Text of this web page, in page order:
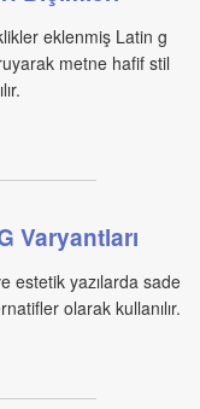
eklenmiş Latin g
metne hafif stil
Varyantları
estetik yazılarda sade
olarak kullanılır.